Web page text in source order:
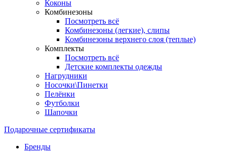
Коконы
Комбинезоны
Посмотреть всё
Комбинезоны (легкие), слипы
Комбинезоны верхнего слоя (теплые)
Комплекты
Посмотреть всё
Детские комплекты одежды
Нагрудники
Носочки\Пинетки
Пелёнки
Футболки
Шапочки
Подарочные сертификаты
Бренды